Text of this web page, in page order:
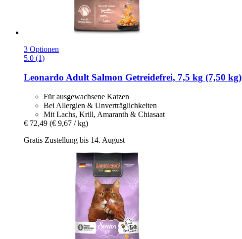
3 Optionen
5.0 (1)
Leonardo Adult Salmon Getreidefrei, 7,5 kg (7,50 kg)
Für ausgewachsene Katzen
Bei Allergien & Unverträglichkeiten
Mit Lachs, Krill, Amaranth & Chiasaat
€ 72,49 (€ 9,67 / kg)
Gratis Zustellung bis 14. August